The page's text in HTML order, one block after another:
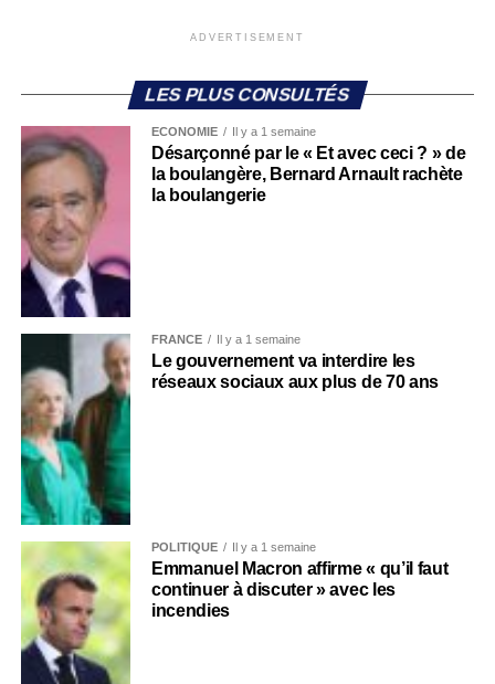
ADVERTISEMENT
LES PLUS CONSULTÉS
ECONOMIE Il y a 1 semaine
Désarçonné par le « Et avec ceci ? » de
la boulangère, Bernard Arnault rachète
la boulangerie
FRANCE Il y a 1 semaine
Le gouvernement va interdire les
réseaux sociaux aux plus de 70 ans
POLITIQUE Il y a 1 semaine
Emmanuel Macron affirme « qu’il faut
continuer à discuter » avec les
incendies